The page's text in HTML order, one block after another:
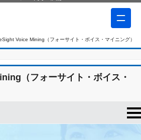
Voice Mining（フォーサイト・ボイス・マイニング）
（フォーサイト・ボイス・